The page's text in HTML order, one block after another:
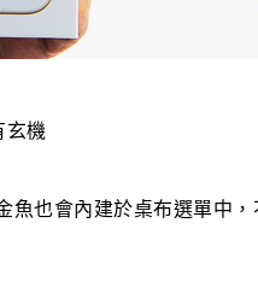
玄機
魚也會內建於桌布選單中